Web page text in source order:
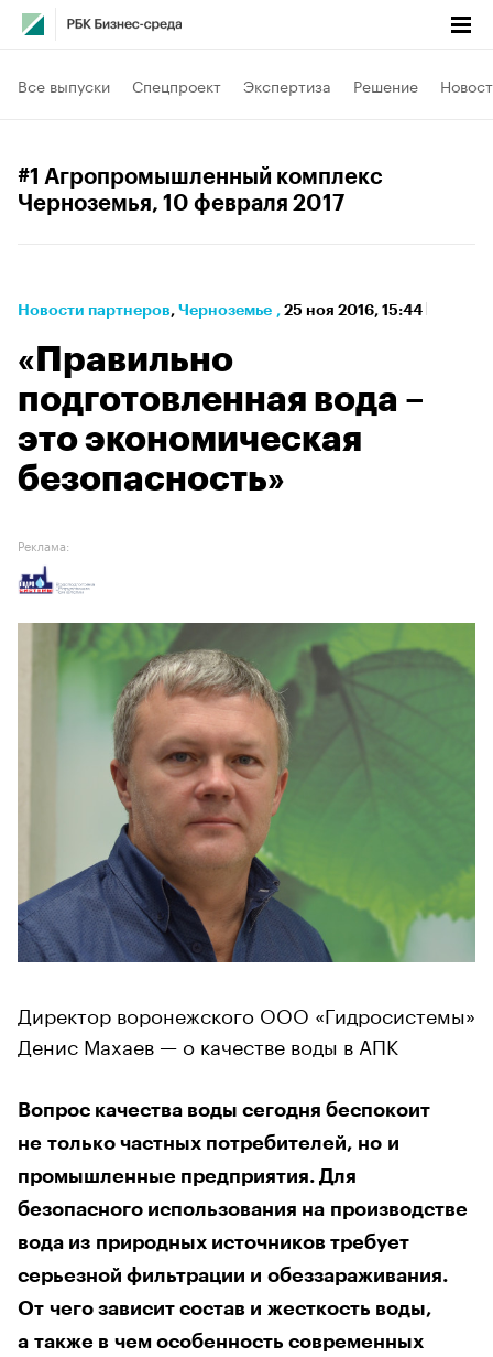
Все выпуски Спецпроект Экспертиза Решение
#1 Агропромышленный комплекс
Черноземья, 10 февраля 2017
Новости партнеров⁠, Черноземье , 25 ноя 2016, 15:44
«Правильно
подготовленная вода –
это экономическая
безопасность»
Реклама:
Директор воронежского ООО «Гидросистемы»
Денис Махаев — о качестве воды в АПК
Вопрос качества воды сегодня беспокоит
не только частных потребителей, но и
промышленные предприятия. Для
безопасного использования на производстве
вода из природных источников требует
серьезной фильтрации и обеззараживания.
От чего зависит состав и жесткость воды,
а также в чем особенность современных